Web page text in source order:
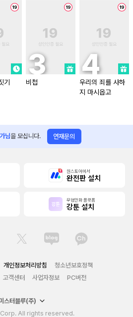
기 비첩
우리의 죄를 사하
지 마시옵고
님을 모십니다. 연재문의
원스토어에서
완전판 설치
무협만화 플랫폼
강툰 설치
개인정보처리방침
청소년보호정책
고객센터 사업자정보 PC버전
스터블루(주)
All rights reserved.